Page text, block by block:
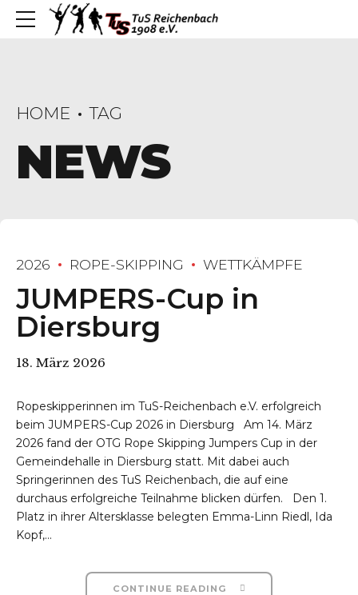
Reichenbach
HOME TAG
NEWS
2026 ROPE-SKIPPING WETTKÄMPFE
JUMPERS-Cup in
Diersburg
18. März 2026
Ropeskipperinnen im TuS-Reichenbach e.V. erfolgreich
beim JUMPERS-Cup 2026 in Diersburg Am 14. März
2026 fand der OTG Rope Skipping Jumpers Cup in der
Gemeindehalle in Diersburg statt. Mit dabei auch
Springerinnen des TuS Reichenbach, die auf eine
durchaus erfolgreiche Teilnahme blicken dürfen. Den 1.
Platz in ihrer Altersklasse belegten Emma-Linn Riedl, Ida
Kopf,...
CONTINUE READING